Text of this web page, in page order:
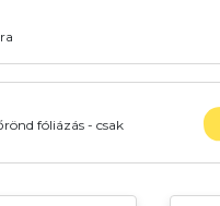
fóliázás - csak